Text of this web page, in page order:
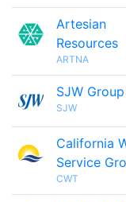
Artesian
Resources
ARTNA
SJW Group
SJW
California
Service
CWT